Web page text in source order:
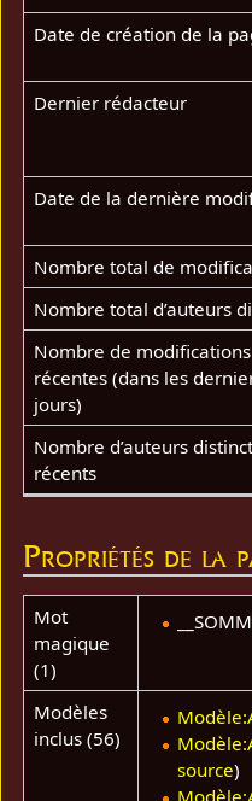
Date de création de la
Dernier rédacteur
Date de la dernière
Nombre total de
Nombre total d’auteurs
Nombre de modifications
récentes (dans les
jours)
Nombre d’auteurs
récents
Propriétés de la
Mot
magique
(1)
Modèles
inclus (56)
source)